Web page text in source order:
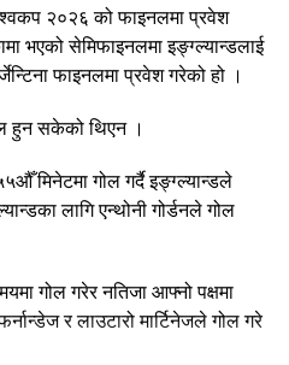
२०२६ को फाइनलमा प्रवेश
भएको सेमिफाइनलमा इङ्ग्ल्यान्डलाई
फाइनलमा प्रवेश गरेको हो ।
हुन सकेको थिएन ।
मिनेटमा गोल गर्दै इङ्ग्ल्यान्डले
लागि एन्थोनी गोर्डनले गोल
गोल गरेर नतिजा आफ्नो पक्षमा
र लाउटारो मार्टिनेजले गोल गरे